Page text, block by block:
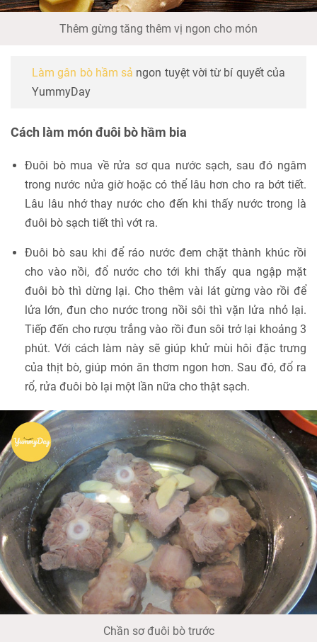
Thêm gừng tăng thêm vị ngon cho món
Làm gân bò hầm sả ngon tuyệt vời từ bí quyết của
YummyDay
Cách làm món đuôi bò hầm bia
Đuôi bò mua về rửa sơ qua nước sạch, sau đó ngâm
trong nước nửa giờ hoặc có thể lâu hơn cho ra bớt tiết.
Lâu lâu nhớ thay nước cho đến khi thấy nước trong là
đuôi bò sạch tiết thì vớt ra.
Đuôi bò sau khi để ráo nước đem chặt thành khúc rồi
cho vào nồi, đổ nước cho tới khi thấy qua ngập mặt
đuôi bò thì dừng lại. Cho thêm vài lát gừng vào rồi để
lửa lớn, đun cho nước trong nồi sôi thì vặn lửa nhỏ lại.
Tiếp đến cho rượu trắng vào rồi đun sôi trở lại khoảng 3
phút. Với cách làm này sẽ giúp khử mùi hôi đặc trưng
của thịt bò, giúp món ăn thơm ngon hơn. Sau đó, đổ ra
rổ, rửa đuôi bò lại một lần nữa cho thật sạch.
Chần sơ đuôi bò trước